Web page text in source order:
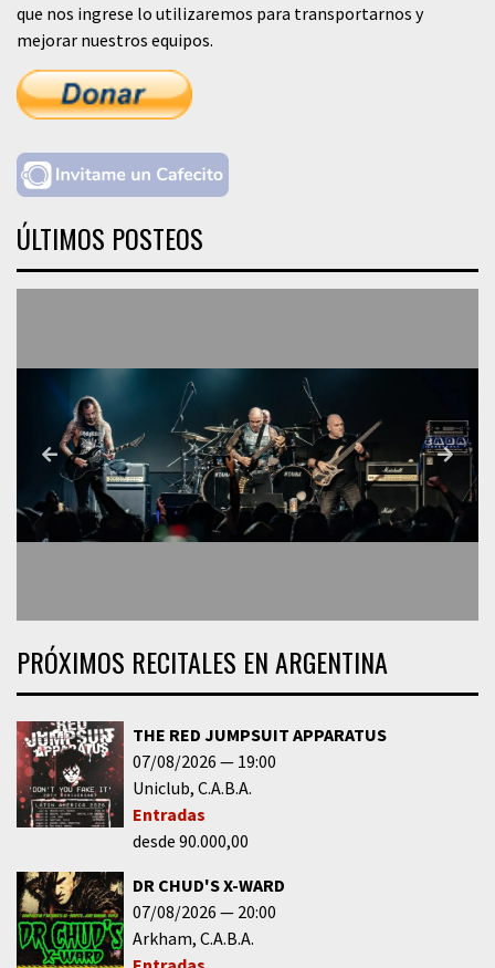
que nos ingrese lo utilizaremos para transportarnos y
mejorar nuestros equipos.
ÚLTIMOS POSTEOS
PRÓXIMOS RECITALES EN ARGENTINA
THE RED JUMPSUIT APPARATUS
07/08/2026
19:00
Uniclub C.A.B.A.
Entradas
desde 90.000,00
DR CHUD'S X-WARD
07/08/2026
20:00
Arkham C.A.B.A.